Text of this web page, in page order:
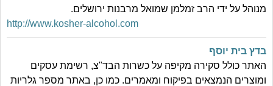
מנוהל על ידי הרב זמלמן שמואל מרבנות ירושלים.
http://www.kosher-alcohol.com
בדץ בית יוסף
האתר כולל סקירה מקיפה על כשרות הבד"צ, רשימת עסקים
ומוצרים הנמצאים בפיקוח ומאמרים. כמו כן, באתר מספר גלריות